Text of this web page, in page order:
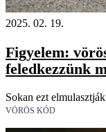
2025. 02. 19.
Figyelem:
feledkezzünk
Sokan ezt
VÖRÖS KÓD